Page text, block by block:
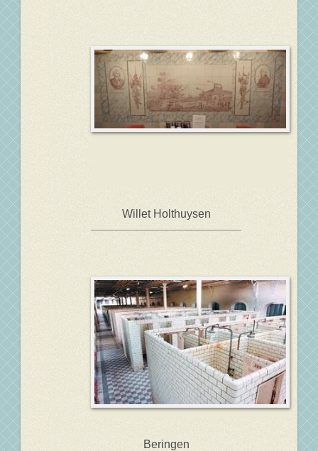
Willet Holthuysen
Beringen